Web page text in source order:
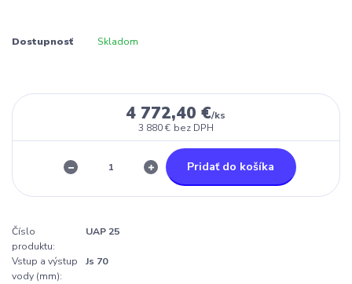
Dostupnosť Skladom
4 772,40 €/ks
3 880 € bez DPH
Pridať do košíka
Číslo
produktu:
UAP 25
Vstup a výstup
vody (mm):
Js 70